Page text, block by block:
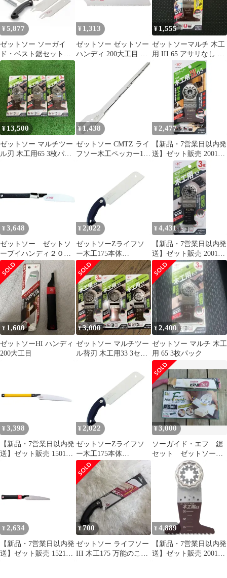
¥ 5,877
ゼットソー ソーガイ
ド・ベスト鋸セット
№30107
¥ 1,313
ゼットソー ゼットソー
ハンディ 200大工目 替
刃 15087 ※沖縄およ
び離島への発送不可で
¥ 1,555
ゼットソーマルチ 木工
用 III 65 アサリなし 替
刃 刃渡り65mm ヒシZ
¥ 13,500
ゼットソー マルチツー
ル刃 木工用65 3枚パッ
¥1,438
ゼットソー CMTZ ライ
フソー木工ペッカー150
¥ 2,477
【新品・7営業日以内発
送】ゼット販売 20015
ゼット ゼットソーマ
ルチ木工用III65
20015【沖縄離島販売不
¥ 3,648
ゼットソー ゼットソ
ーブイハンディ２００
大工目 本体
¥ 2,022
ゼットソーZライフソ
ー木工175本体
30057175mm木工用DIY
片刃ゼットソー鋸ノコ
ギリのこぎりブラック
¥ 4,431
【新品・7営業日以内発
送】ゼット販売 20016
ゼット ゼットソーマ
ルチ木工用33 20016 3
入【沖縄離島販売不
可】
¥ 1,600
ゼットソーHI ハンディ
200大工目
¥3,000
ゼットソー マルチツー
ル替刃 木工用33 3セッ
¥2,400
ゼットソー マルチ 木工
用 65 3枚パック
¥ 3,398
【新品・7営業日以内発
送】ゼット販売 15014
¥ 2,022
ゼットソーZライフソ
ー木工175本体
30057175mm木工用DIY
片刃ゼットソー鋸ノコ
ギリのこぎりブラック
¥3,000
ソーガイド・エフ 鋸
セット ゼットソー
ピストル265
¥ 2,634
【新品・7営業日以内発
送】ゼット販売 15210
¥700
ゼットソー ライフソー
III 木工175 万能のこぎ
¥ 4,889
【新品・7営業日以内発
送】ゼット販売 20017